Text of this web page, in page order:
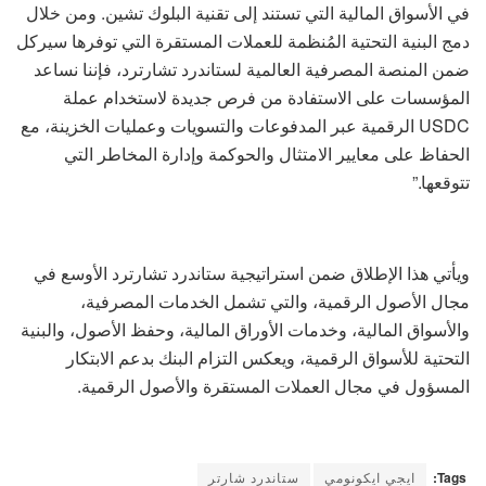
في الأسواق المالية التي تستند إلى تقنية البلوك تشين. ومن خلال
دمج البنية التحتية المُنظمة للعملات المستقرة التي توفرها سيركل
ضمن المنصة المصرفية العالمية لستاندرد تشارترد، فإننا نساعد
المؤسسات على الاستفادة من فرص جديدة لاستخدام عملة
USDC الرقمية عبر المدفوعات والتسويات وعمليات الخزينة، مع
الحفاظ على معايير الامتثال والحوكمة وإدارة المخاطر التي
تتوقعها.”
ويأتي هذا الإطلاق ضمن استراتيجية ستاندرد تشارترد الأوسع في
مجال الأصول الرقمية، والتي تشمل الخدمات المصرفية،
والأسواق المالية، وخدمات الأوراق المالية، وحفظ الأصول، والبنية
التحتية للأسواق الرقمية، ويعكس التزام البنك بدعم الابتكار
المسؤول في مجال العملات المستقرة والأصول الرقمية.
Tags: ايجي ايكونومي ستاندرد شارتر